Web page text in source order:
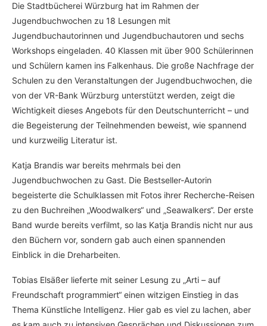
Die Stadtbücherei Würzburg hat im Rahmen der
Jugendbuchwochen zu 18 Lesungen mit
Jugendbuchautorinnen und Jugendbuchautoren und sechs
Workshops eingeladen. 40 Klassen mit über 900 Schülerinnen
und Schülern kamen ins Falkenhaus. Die große Nachfrage der
Schulen zu den Veranstaltungen der Jugendbuchwochen, die
von der VR-Bank Würzburg unterstützt werden, zeigt die
Wichtigkeit dieses Angebots für den Deutschunterricht – und
die Begeisterung der Teilnehmenden beweist, wie spannend
und kurzweilig Literatur ist.
Katja Brandis war bereits mehrmals bei den
Jugendbuchwochen zu Gast. Die Bestseller-Autorin
begeisterte die Schulklassen mit Fotos ihrer Recherche-Reisen
zu den Buchreihen „Woodwalkers“ und „Seawalkers“. Der erste
Band wurde bereits verfilmt, so las Katja Brandis nicht nur aus
den Büchern vor, sondern gab auch einen spannenden
Einblick in die Dreharbeiten.
Tobias Elsäßer lieferte mit seiner Lesung zu „Arti – auf
Freundschaft programmiert“ einen witzigen Einstieg in das
Thema Künstliche Intelligenz. Hier gab es viel zu lachen, aber